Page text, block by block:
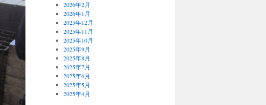
2026年2月
2026年1月
2025年12月
2025年11月
2025年10月
2025年9月
2025年8月
2025年7月
2025年6月
2025年5月
2025年4月